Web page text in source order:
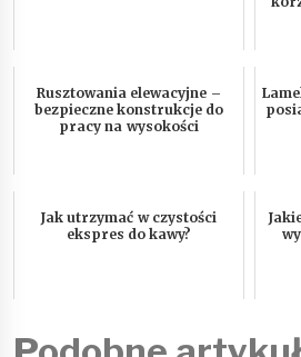
Rusztowania elewacyjne –
bezpieczne konstrukcje do
pracy na wysokości
Jak utrzymać w czystości
ekspres do kawy?